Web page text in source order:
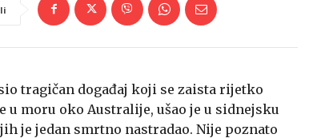
tragičan događaj koji se zaista rijetko
u moru oko Australije, ušao je u sidnejsku
je jedan smrtno nastradao. Nije poznato